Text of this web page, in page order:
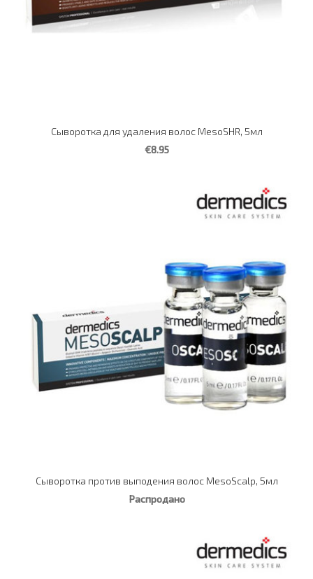
Сыворотка для удаления волос MesoSHR, 5мл
€8.95
Сыворотка против выподения волос MesoScalp, 5мл
Распродано